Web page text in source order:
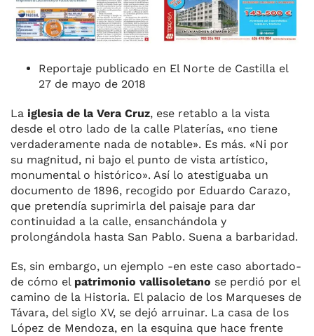
Reportaje publicado en El Norte de Castilla el
27 de mayo de 2018
La iglesia de la Vera Cruz, ese retablo a la vista
desde el otro lado de la calle Platerías, «no tiene
verdaderamente nada de notable». Es más. «Ni por
su magnitud, ni bajo el punto de vista artístico,
monumental o histórico». Así lo atestiguaba un
documento de 1896, recogido por Eduardo Carazo,
que pretendía suprimirla del paisaje para dar
continuidad a la calle, ensanchándola y
prolongándola hasta San Pablo. Suena a barbaridad.
Es, sin embargo, un ejemplo -en este caso abortado-
de cómo el patrimonio vallisoletano se perdió por el
camino de la Historia. El palacio de los Marqueses de
Távara, del siglo XV, se dejó arruinar. La casa de los
López de Mendoza, en la esquina que hace frente